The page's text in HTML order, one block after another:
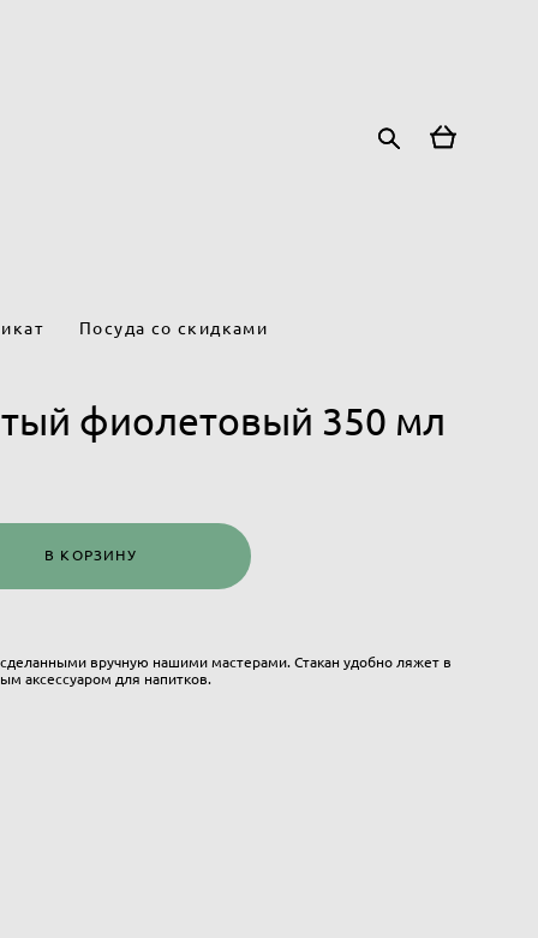
Посуда со скидками
фиолетовый 350 мл
В КОРЗИНУ
вручную нашими мастерами. Стакан удобно ляжет в
аксессуаром для напитков.